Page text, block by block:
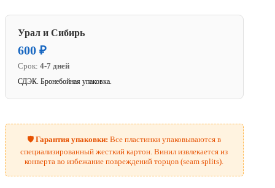
Урал и Сибирь
600 ₽
Срок: 4-7 дней
СДЭК. Бронебойная упаковка.
🛡️Гарантия упаковки: Все пластинки упаковываются в
специализированный жесткий картон. Винил извлекается из
конверта во избежание повреждений торцов (seam splits).